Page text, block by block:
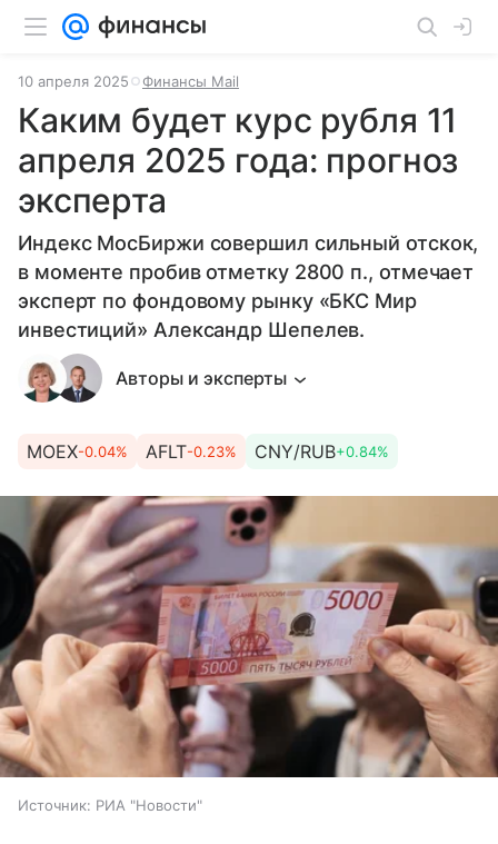
10 апреля 2025 Финансы Mail
Каким будет курс рубля 11
апреля 2025 года: прогноз
эксперта
Индекс МосБиржи совершил сильный отскок,
в моменте пробив отметку 2800 п., отмечает
эксперт по фондовому рынку «БКС Мир
инвестиций» Александр Шепелев.
Авторы и эксперты
MOEX-0.04% AFLT-0.23% CNY/RUB+0.84%
Источник: РИА "Новости"